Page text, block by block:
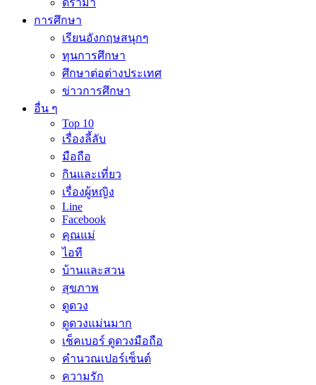
ดราม่า
การศึกษา
เรียนอังกฤษสนุกๆ
ทุนการศึกษา
ศึกษาต่อต่างประเทศ
ข่าวการศึกษา
อื่น ๆ
Top 10
เรื่องลี้ลับ
มือถือ
กินและเที่ยว
เรื่องผู้หญิง
Line
Facebook
คุณแม่
ไอที
บ้านและสวน
สุขภาพ
ดูดวง
ดูดวงแม่นมาก
เช็คเบอร์ ดูดวงมือถือ
คำนวณเปอร์เซ็นต์
ความรัก